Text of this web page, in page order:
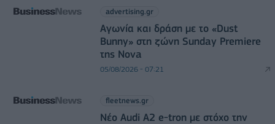
advertising.gr
Αγωνία και δράση με το «Dust
Bunny» στη ζώνη Sunday Premiere
της Nova
05/08/2026 - 07:21
fleetnews.gr
Νέο Audi A2 e-tron με στόχο την